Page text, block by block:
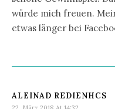
würde mich freuen.
etwas länger bei
ALEINAD REDIENHCS